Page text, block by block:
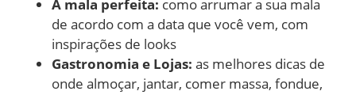
A mala perfeita: como arrumar a sua mala
de acordo com a data que você vem, com
inspirações de looks
Gastronomia e Lojas: as melhores dicas de
onde almoçar, jantar, comer massa, fondue,